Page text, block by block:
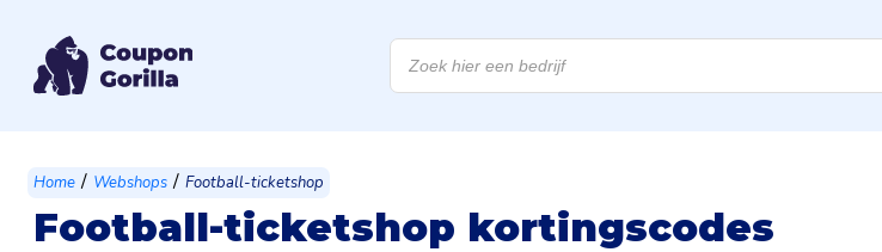
Products
search
Home / Webshops / Football-ticketshop
Football-ticketshop kortingscodes